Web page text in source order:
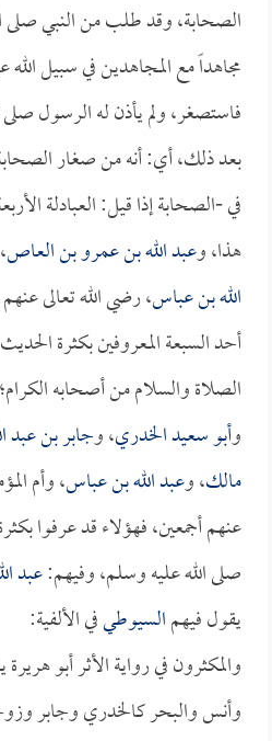
الصحابة، وقد طلب من النبي صلى
مجاهداً مع المجاهدين في سبيل
فاستصغر، ولم يأذن له الرسول
بعد ذلك، أي: أنه من صغار
في -الصحابة إذا قيل: العبادلة
هذا، وعبد الله بن عمرو بن العاص
الله بن عباس، رضي الله تعالى
أحد السبعة المعروفين بكثرة
الصلاة والسلام من أصحابه
وأبو سعيد الخدري، وجابر بن عبد
مالك، وعبد الله بن عباس، وأم
عنهم أجمعين، فهؤلاء قد عرفوا
صلى الله عليه وسلم، وفيهم:عبد
يقول فيهمالسيوطيفي الألفية:
والمكثرون في رواية الأثر أبو
وأنس والبحر كالخدري وجابر